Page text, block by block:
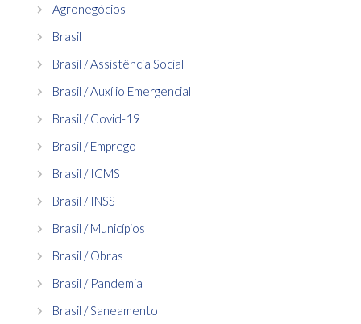
Agronegócios
Brasil
Brasil / Assistência Social
Brasil / Auxílio Emergencial
Brasil / Covid-19
Brasil / Emprego
Brasil / ICMS
Brasil / INSS
Brasil / Municípios
Brasil / Obras
Brasil / Pandemia
Brasil / Saneamento